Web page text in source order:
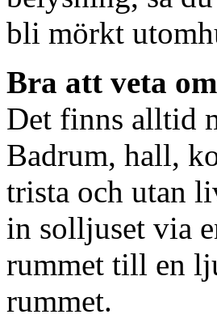
bli mörkt
Bra att veta
Det finns alltid
Badrum, hall,
trista och utan
in solljuset via
rummet till en
rummet.